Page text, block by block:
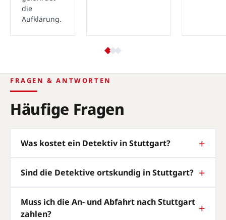
die
Aufklärung.
FRAGEN & ANTWORTEN
Häufige Fragen
Was kostet ein Detektiv in Stuttgart?
Sind die Detektive ortskundig in Stuttgart?
Muss ich die An- und Abfahrt nach Stuttgart
zahlen?